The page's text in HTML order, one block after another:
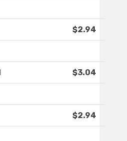
$2.94
$3.04
$2.94